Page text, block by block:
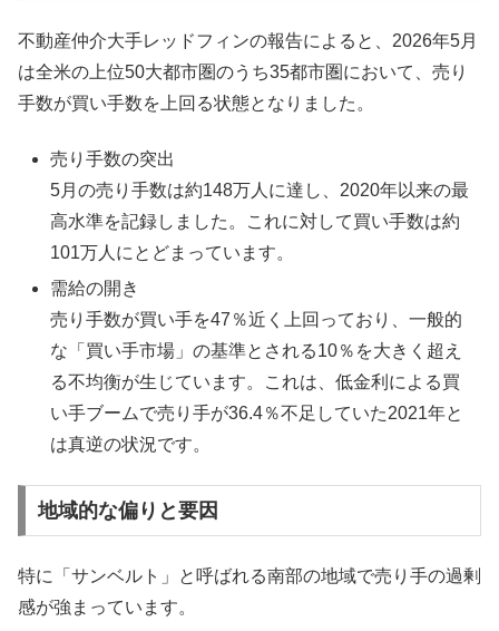
不動産仲介大手レッドフィンの報告によると、2026年5月
は全米の上位50大都市圏のうち35都市圏において、売り
手数が買い手数を上回る状態となりました。
売り手数の突出
5月の売り手数は約148万人に達し、2020年以来の最
高水準を記録しました。これに対して買い手数は約
101万人にとどまっています。
需給の開き
売り手数が買い手を47％近く上回っており、一般的
な「買い手市場」の基準とされる10％を大きく超え
る不均衡が生じています。これは、低金利による買
い手ブームで売り手が36.4％不足していた2021年と
は真逆の状況です。
地域的な偏りと要因
特に「サンベルト」と呼ばれる南部の地域で売り手の過剰
感が強まっています。